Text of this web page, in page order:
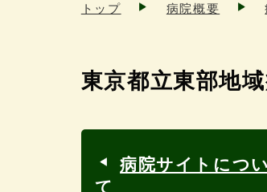
トップ 病院概要
東京都立東部地
病院サイトについ
て